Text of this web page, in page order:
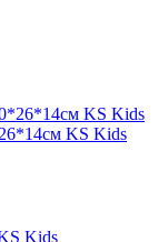
KS Kids